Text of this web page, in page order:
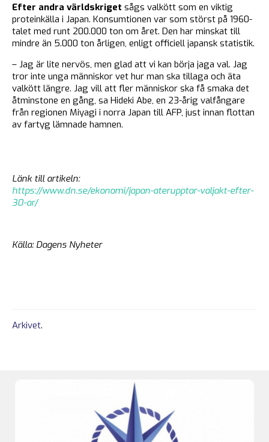
Efter andra världskriget sågs valkött som en viktig
proteinkälla i Japan. Konsumtionen var som störst på 1960-
talet med runt 200.000 ton om året. Den har minskat till
mindre än 5.000 ton årligen, enligt officiell japansk statistik.
– Jag är lite nervös, men glad att vi kan börja jaga val. Jag
tror inte unga människor vet hur man ska tillaga och äta
valkött längre. Jag vill att fler människor ska få smaka det
åtminstone en gång, sa Hideki Abe, en 23-årig valfångare
från regionen Miyagi i norra Japan till AFP, just innan flottan
av fartyg lämnade hamnen.
Länk till artikeln:
https://www.dn.se/ekonomi/japan-aterupptar-valjakt-efter-
30-ar/
Källa: Dagens Nyheter
Arkivet.